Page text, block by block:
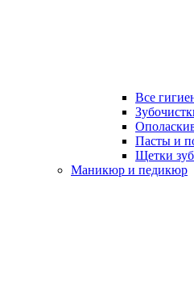
Все
Пасты и
Щетки
Маникюр и педикюр